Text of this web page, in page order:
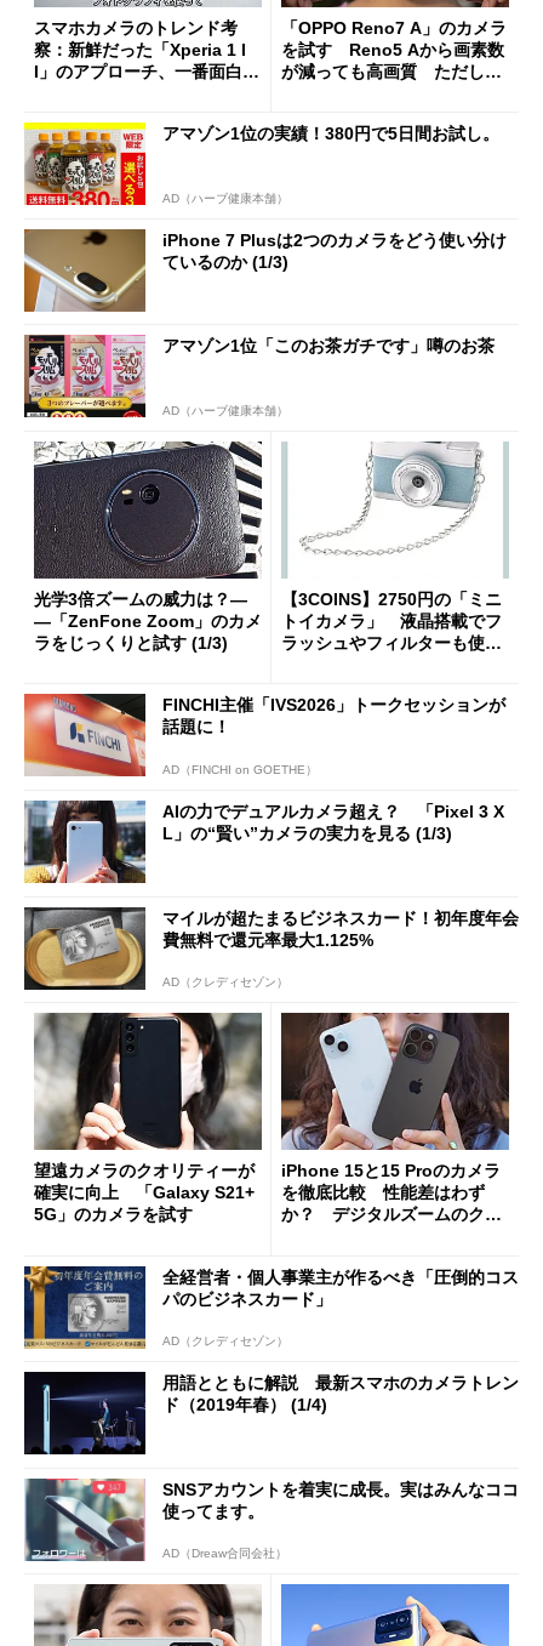
スマホカメラのトレンド考
察：新鮮だった「Xperia 1 I
I」のアプローチ、一番面白か
「OPPO Reno7 A」のカメラ
を試す Reno5 Aから画素数
が減っても高画質 ただし動
アマゾン1位の実績！380円で5日間お試し。
AD（ハーブ健康本舗）
iPhone 7 Plusは2つのカメラをどう使い分け
ているのか (1/3)
アマゾン1位「このお茶ガチです」噂のお茶
AD（ハーブ健康本舗）
光学3倍ズームの威力は？―
―「ZenFone Zoom」のカメ
ラをじっくりと試す (1/3)
【3COINS】2750円の「ミニ
トイカメラ」 液晶搭載でフ
ラッシュやフィルターも使え
FINCHI主催「IVS2026」トークセッションが
話題に！
AD（FINCHI on GOETHE）
AIの力でデュアルカメラ超え？ 「Pixel 3 X
L」の“賢い”カメラの実力を見る (1/3)
マイルが超たまるビジネスカード！初年度年会
費無料で還元率最大1.125%
AD（クレディセゾン）
望遠カメラのクオリティーが
確実に向上 「Galaxy S21+
5G」のカメラを試す
iPhone 15と15 Proのカメラ
を徹底比較 性能差はわず
か？ デジタルズームのクオ
全経営者・個人事業主が作るべき「圧倒的コス
パのビジネスカード」
AD（クレディセゾン）
用語とともに解説 最新スマホのカメラトレン
ド（2019年春） (1/4)
SNSアカウントを着実に成長。実はみんなココ
使ってます。
AD（Dreaw合同会社）